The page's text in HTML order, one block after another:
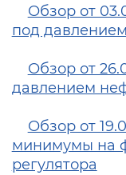
Обзор от
под
Обзор от
давлением
Обзор от
минимумы на
регулятора